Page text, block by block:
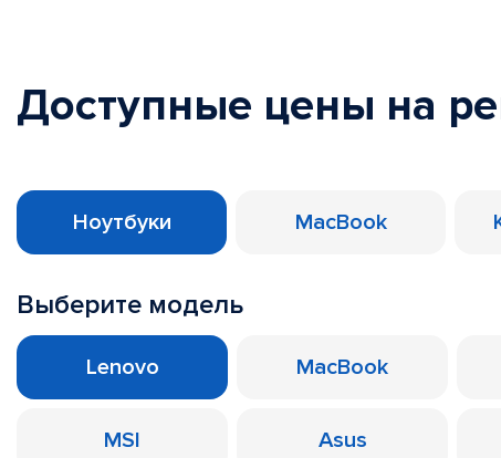
Доступные цены на
Ноутбуки MacBook
Выберите модель
Lenovo MacBook
MSI Asus